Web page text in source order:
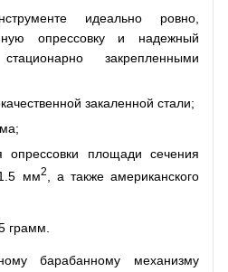
идеально ровно,
опрессовку и надежный
закрепленными
закаленной стали;
площади сечения
мм2
, а также американского
грамм.
барабанному механизму